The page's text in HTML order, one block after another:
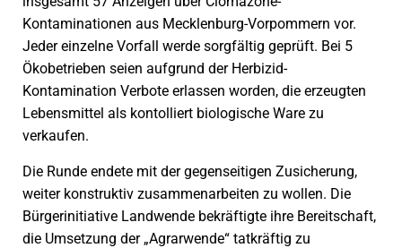
Kontaminationen aus Mecklenburg-Vorpommern vor.
Jeder einzelne Vorfall werde sorgfältig geprüft. Bei 5
Ökobetrieben seien aufgrund der Herbizid-
Kontamination Verbote erlassen worden, die erzeugten
Lebensmittel als kontolliert biologische Ware zu
verkaufen.
Die Runde endete mit der gegenseitigen Zusicherung,
weiter konstruktiv zusammenarbeiten zu wollen. Die
Bürgerinitiative Landwende bekräftigte ihre Bereitschaft,
die Umsetzung der „Agrarwende“ tatkräftig zu